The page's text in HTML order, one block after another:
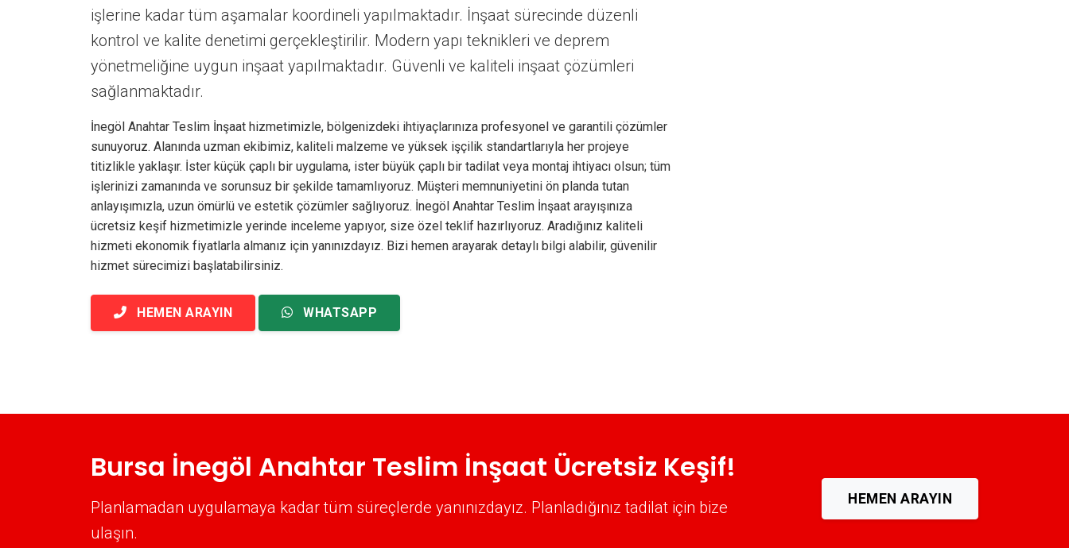
işlerine kadar tüm aşamalar koordineli yapılmaktadır. İnşaat sürecinde düzenli
kontrol ve kalite denetimi gerçekleştirilir. Modern yapı teknikleri ve deprem
yönetmeliğine uygun inşaat yapılmaktadır. Güvenli ve kaliteli inşaat çözümleri
sağlanmaktadır.
İnegöl Anahtar Teslim İnşaat hizmetimizle, bölgenizdeki ihtiyaçlarınıza profesyonel ve garantili çözümler
sunuyoruz. Alanında uzman ekibimiz, kaliteli malzeme ve yüksek işçilik standartlarıyla her projeye
titizlikle yaklaşır. İster küçük çaplı bir uygulama, ister büyük çaplı bir tadilat veya montaj ihtiyacı olsun; tüm
işlerinizi zamanında ve sorunsuz bir şekilde tamamlıyoruz. Müşteri memnuniyetini ön planda tutan
anlayışımızla, uzun ömürlü ve estetik çözümler sağlıyoruz. İnegöl Anahtar Teslim İnşaat arayışınıza
ücretsiz keşif hizmetimizle yerinde inceleme yapıyor, size özel teklif hazırlıyoruz. Aradığınız kaliteli
hizmeti ekonomik fiyatlarla almanız için yanınızdayız. Bizi hemen arayarak detaylı bilgi alabilir, güvenilir
hizmet sürecimizi başlatabilirsiniz.
HEMEN ARAYIN WHATSAPP
İnegöl Seramik Ustası
İnegöl Teras Kapatma
İnegöl Anahtar Teslim Tadilat
İnegöl Yerden Isıtma Firmaları
Bursa İnegöl Anahtar Teslim İnşaat Ücretsiz Keşif!
Planlamadan uygulamaya kadar tüm süreçlerde yanınızdayız. Planladığınız tadilat için bize
ulaşın.
HEMEN ARAYIN